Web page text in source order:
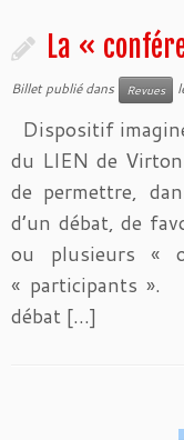
La «
Billet publié dans Revues
Dispositif
du LIEN de
de permettre,
d’un débat, de
ou plusieurs «
« participants
débat […]